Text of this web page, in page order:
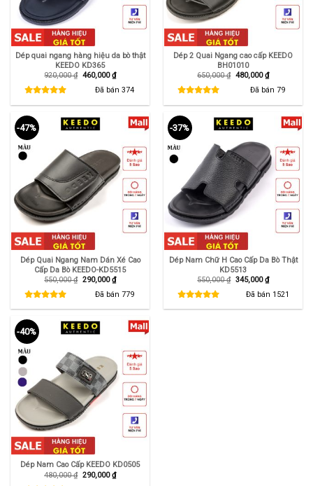
Dép quai ngang hàng hiệu da bò thật
KEEDO KD365
920,000₫ Giá
460,000₫Giá
hiện
tại
Đã bán 374
Dép 2 Quai Ngang cao cấp KEEDO
BH01010
650,000₫ Giá
480,000₫Giá
hiện
tại
Đã bán 79
-47%
Dép Quai Ngang Nam Dán Xé Cao
Cấp Da Bò KEEDO-KD5515
550,000₫ Giá
550,000 ₫.
290,000₫Giá
hiện
tại
là:
290,000 ₫.
Đã bán 779
-37%
Dép Nam Chữ H Cao Cấp Da Bò Thật
KD5513
550,000₫ Giá
550,000 ₫.
345,000₫Giá
hiện
tại
là:
345,000 ₫.
Đã bán 1521
-40%
Dép Nam Cao Cấp KEEDO KD0505
480,000₫ Giá
290,000₫Giá
hiện